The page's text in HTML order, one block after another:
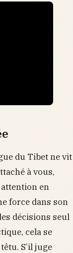
du Tibet ne vit
à vous,
attention en
force dans son
décisions seul
cela se
S’il juge